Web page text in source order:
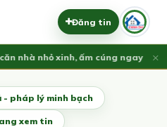
Đăng tin
nhà nhỏ xinh, ấm cúng ngay lõi ×
- pháp lý minh bạch
xem tin